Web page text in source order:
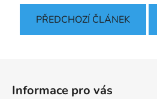
PŘEDCHOZÍ ČLÁNEK
Informace pro vás